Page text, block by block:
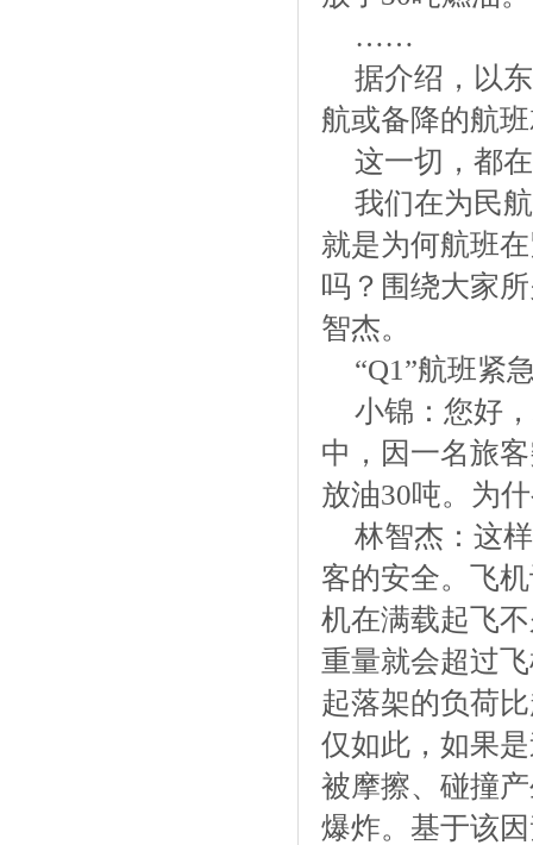
……
据介绍，以
航或备降的航
这一切，都
我们在为民
就是为何航班
吗？围绕大家
智杰。
“Q1”航班紧
小锦：您好
中，因一名旅
放油30吨。为
林智杰：这
客的安全。飞
机在满载起飞
重量就会超过
起落架的负荷
仅如此，如果
被摩擦、碰撞
爆炸。基于该